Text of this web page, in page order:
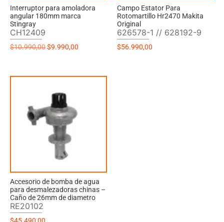
Interruptor para amoladora
angular 180mm marca
Stingray
CH12409
$10.990,00$9.990,00
Campo Estator Para
Rotomartillo Hr2470 Makita
Original
626578-1 // 628192-9
$56.990,00
Accesorio de bomba de agua
para desmalezadoras chinas –
Caño de 26mm de diametro
RE20102